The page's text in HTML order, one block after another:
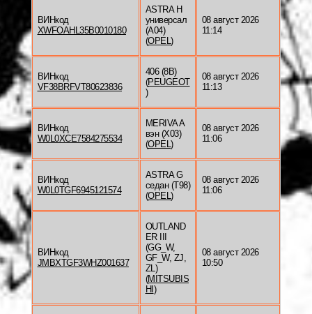
ВИНкод
XWFOAHL35B0010180
ASTRA H
универсал
(A04)
(OPEL)
08 август 2026
11:14
ВИНкод
VF38BRFVT80623836
406 (8B)
(PEUGEOT
)
08 август 2026
11:13
ВИНкод
W0L0XCE7584275534
MERIVA A
вэн (X03)
(OPEL)
08 август 2026
11:06
ВИНкод
W0L0TGF6945121574
ASTRA G
седан (T98)
(OPEL)
08 август 2026
11:06
ВИНкод
JMBXTGF3WHZ001637
OUTLAND
ER III
(GG_W,
GF_W, ZJ,
ZL)
(MITSUBIS
HI )
08 август 2026
10:50